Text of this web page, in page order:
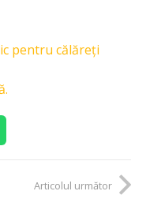
pentru călăreți
Articolul următor